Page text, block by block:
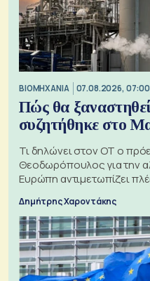
ΒΙΟΜΗΧΑΝΙΑ 07.08.2026, 07:00
Πώς θα
συζητήθηκε στο
Τι δηλώνει στον ΟΤ ο
Θεοδωρόπουλος για την
Ευρώπη αντιμετωπίζει
Δημήτρης Χαροντάκης